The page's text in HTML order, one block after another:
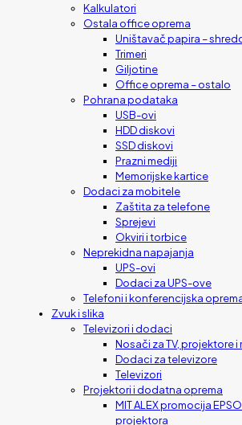
Kalkulatori
Ostala office oprema
Uništavač papira –
Trimeri
Giljotine
Office oprema – ostalo
Pohrana podataka
USB-ovi
HDD diskovi
SSD diskovi
Prazni mediji
Memorijske kartice
Dodaci za mobitele
Zaštita za telefone
Sprejevi
Okviri i torbice
Neprekidna napajanja
UPS-ovi
Dodaci za UPS-ove
Telefoni i konferencijska
Zvuk i slika
Televizori i dodaci
Nosači za TV, projektore
Dodaci za televizore
Televizori
Projektori i dodatna oprema
MIT ALEX promocija
projektora